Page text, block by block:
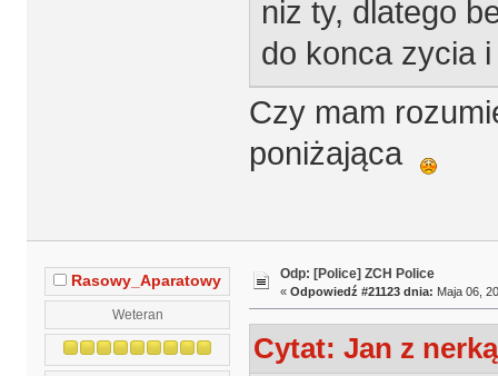
niz ty, dlatego
do konca zycia
Czy mam
poniżająca
Rasowy_Aparatowy
Weteran
Odp: [Police] ZCH Police
« Odpowiedź #21123 dnia: Maja 06,
Cytat: Jan z